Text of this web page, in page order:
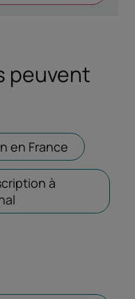
peuvent
en France Ouvrir
à
Ouvrir dans un
dans un nouvel
dans un nouvel